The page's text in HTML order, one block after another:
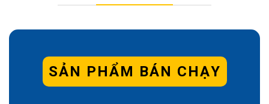
SẢN PHẨM BÁN CHẠY